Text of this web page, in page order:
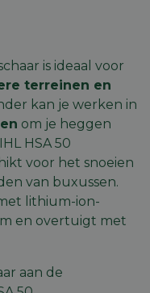
is ideaal voor
terreinen en
kan je werken in
om je heggen
HSA 50
voor het snoeien
van buxussen.
lithium-ion-
en overtuigt met
aan de